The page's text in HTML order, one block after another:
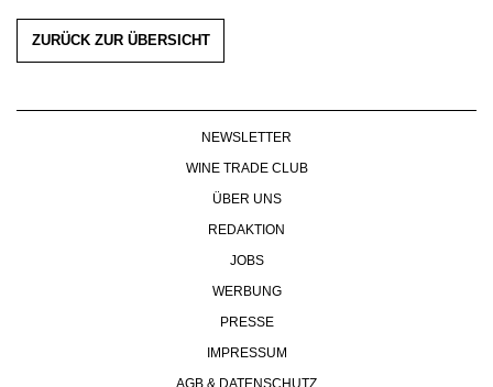
ZURÜCK ZUR ÜBERSICHT
NEWSLETTER
WINE TRADE CLUB
ÜBER UNS
REDAKTION
JOBS
WERBUNG
PRESSE
IMPRESSUM